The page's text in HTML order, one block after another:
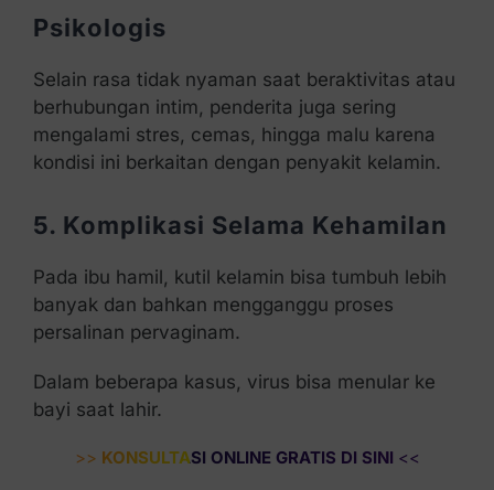
Psikologis
Selain rasa tidak nyaman saat beraktivitas atau
berhubungan intim, penderita juga sering
mengalami stres, cemas, hingga malu karena
kondisi ini berkaitan dengan penyakit kelamin.
5. Komplikasi Selama Kehamilan
Pada ibu hamil, kutil kelamin bisa tumbuh lebih
banyak dan bahkan mengganggu proses
persalinan pervaginam.
Dalam beberapa kasus, virus bisa menular ke
bayi saat lahir.
>> KONSULTASI ONLINE GRATIS DI SINI <<